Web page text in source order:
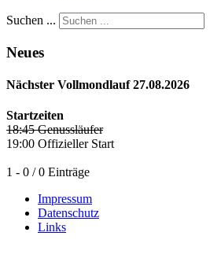
Suchen ...
Neues
Nächster Vollmondlauf 27.08.2026
Startzeiten
18:45 Genussläufer
19:00 Offizieller Start
1 - 0 / 0 Einträge
Impressum
Datenschutz
Links